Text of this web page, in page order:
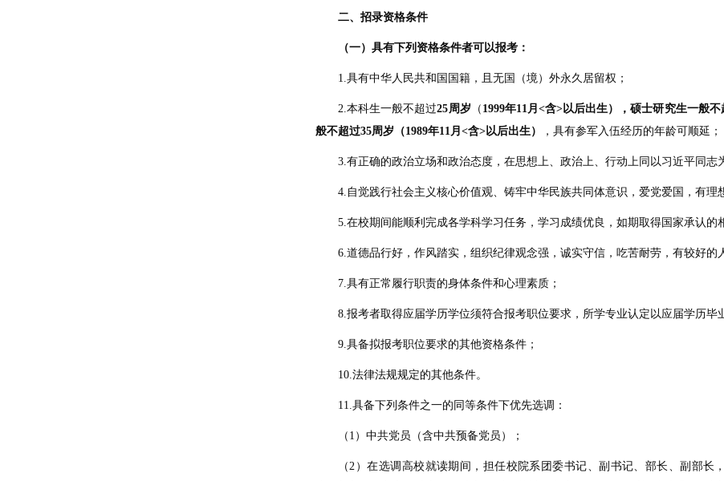
二、招录资格条件
（一）具有下列资格条件者可以报考：
1.具有中华人民共和国国籍，且无国（境）外永久居留权；
2.本科生一般不超过25周岁 （ 1999年11月 <含>以后出生），硕士研究生一般不
般不超过35周岁（1989年11月 <含>以后出生） ，具有参军入伍经历的年龄可顺延；
3.有正确的政治立场和政治态度，在思想上、政治上、行动上同以习近平同志
4.自觉践行社会主义核心价值观、铸牢中华民族共同体意识，爱党爱国，有理
5.在校期间能顺利完成各学科学习任务，学习成绩优良，如期取得国家承认的
6.道德品行好，作风踏实，组织纪律观念强，诚实守信，吃苦耐劳，有较好的
7.具有正常履行职责的身体条件和心理素质；
8.报考者取得应届学历学位须符合报考职位要求，所学专业认定以应届学历毕
9.具备拟报考职位要求的其他资格条件；
10.法律法规规定的其他条件。
11.具备下列条件之一的同等条件下优先选调：
（1）中共党员（含中共预备党员）；
（2）在选调高校就读期间，担任校院系团委书记、副书记、部长、副部